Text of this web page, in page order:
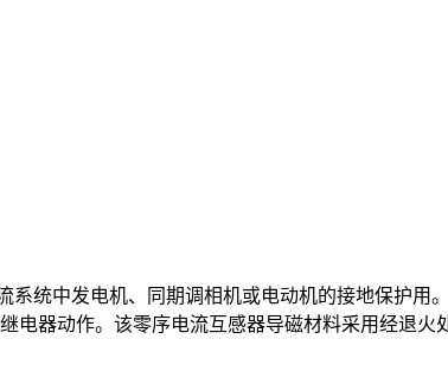
统中发电机、同期调相机或电动机的接地保护
电器动作。该零序电流互感器导磁材料采用经退